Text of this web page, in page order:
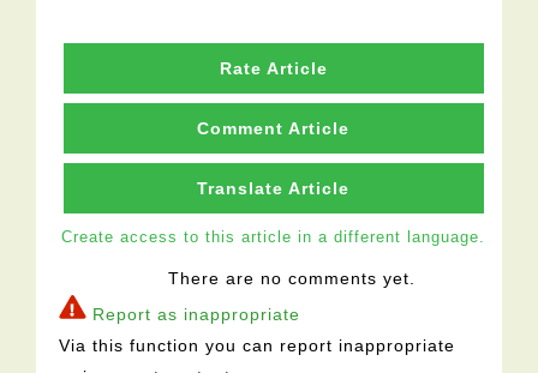
Rate Article
Comment Article
Translate Article
Create access to this article in a different language.
There are no comments yet.
Report as inappropriate
Via this function you can report inappropriate